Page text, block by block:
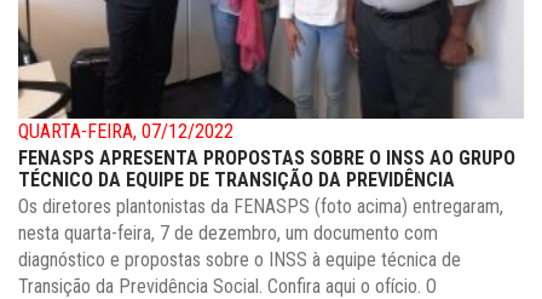
QUARTA-FEIRA, 07/12/2022
FENASPS APRESENTA PROPOSTAS SOBRE O INSS AO GRUPO
TÉCNICO DA EQUIPE DE TRANSIÇÃO DA PREVIDÊNCIA
Os diretores plantonistas da FENASPS (foto acima) entregaram,
nesta quarta-feira, 7 de dezembro, um documento com
diagnóstico e propostas sobre o INSS à equipe técnica de
Transição da Previdência Social. Confira aqui o ofício. O